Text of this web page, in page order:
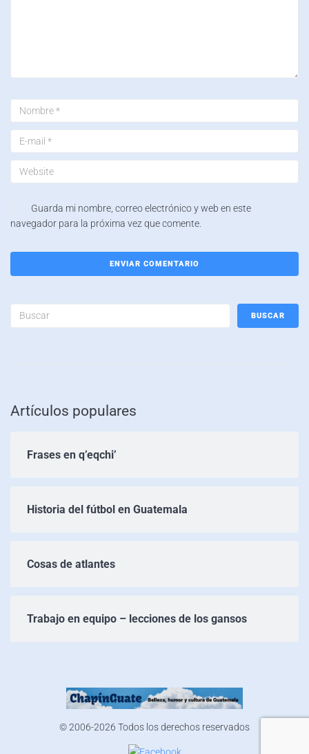
Guarda mi nombre, correo electrónico y web en este
navegador para la próxima vez que comente.
BUSCAR
Artículos populares
Frases en q’eqchi’
Historia del fútbol en Guatemala
Cosas de atlantes
Trabajo en equipo – lecciones de los gansos
© 2006-2026 Todos los derechos reservados